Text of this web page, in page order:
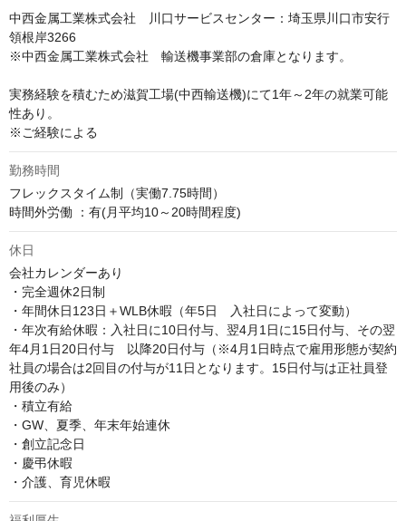
中西金属工業株式会社　川口サービスセンター：埼玉県川口市安行
領根岸3266
※中西金属工業株式会社　輸送機事業部の倉庫となります。
実務経験を積むため滋賀工場(中西輸送機)にて1年～2年の就業可能
性あり。
※ご経験による
勤務時間
フレックスタイム制（実働7.75時間）
時間外労働 ：有(月平均10～20時間程度)
休日
会社カレンダーあり
・完全週休2日制
・年間休日123日＋WLB休暇（年5日　入社日によって変動）
・年次有給休暇：入社日に10日付与、翌4月1日に15日付与、その翌
年4月1日20日付与　以降20日付与（※4月1日時点で雇用形態が契約
社員の場合は2回目の付与が11日となります。15日付与は正社員登
用後のみ）
・積立有給
・GW、夏季、年末年始連休
・創立記念日
・慶弔休暇
・介護、育児休暇